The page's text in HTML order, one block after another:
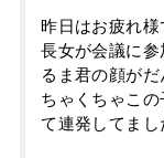
昨日はお疲れ様
長女が会議に
るま君の顔が
ちゃくちゃこ
て連発してまし